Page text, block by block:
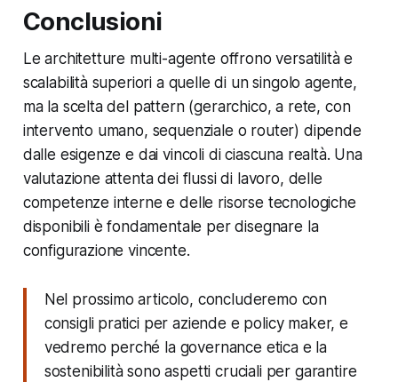
Conclusioni
Le architetture multi-agente offrono versatilità e
scalabilità superiori a quelle di un singolo agente,
ma la scelta del pattern (gerarchico, a rete, con
intervento umano, sequenziale o router) dipende
dalle esigenze e dai vincoli di ciascuna realtà. Una
valutazione attenta dei flussi di lavoro, delle
competenze interne e delle risorse tecnologiche
disponibili è fondamentale per disegnare la
configurazione vincente.
Nel prossimo articolo, concluderemo con
consigli pratici per aziende e policy maker, e
vedremo perché la governance etica e la
sostenibilità sono aspetti cruciali per garantire